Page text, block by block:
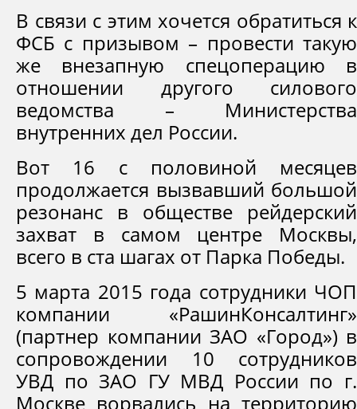
В связи с этим хочется обратиться к
ФСБ с призывом – провести такую
же внезапную спецоперацию в
отношении другого силового
ведомства – Министерства
внутренних дел России.
Вот 16 с половиной месяцев
продолжается вызвавший большой
резонанс в обществе рейдерский
захват в самом центре Москвы,
всего в ста шагах от Парка Победы.
5 марта 2015 года сотрудники ЧОП
компании «РашинКонсалтинг»
(партнер компании ЗАО «Город») в
сопровождении 10 сотрудников
УВД по ЗАО ГУ МВД России по г.
Москве ворвались на территорию